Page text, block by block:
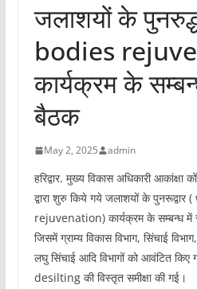
जलाशयों के
bodies
कार्यक्रम के
बैठक
May 2, 2025 admin
हरिद्वार. मुख्य विकास अधिकारी आकांक्षा
द्वारा शुरु किये गये जलाशयों के
rejuvenation) कार्यक्रम के सम्बन्ध में
जिसमें ग्राम्य विकास विभाग, सिंचाई
लघु सिंचाई आदि विभागों को आवंटित किए
desilting की विस्तृत समीक्षा की गई।